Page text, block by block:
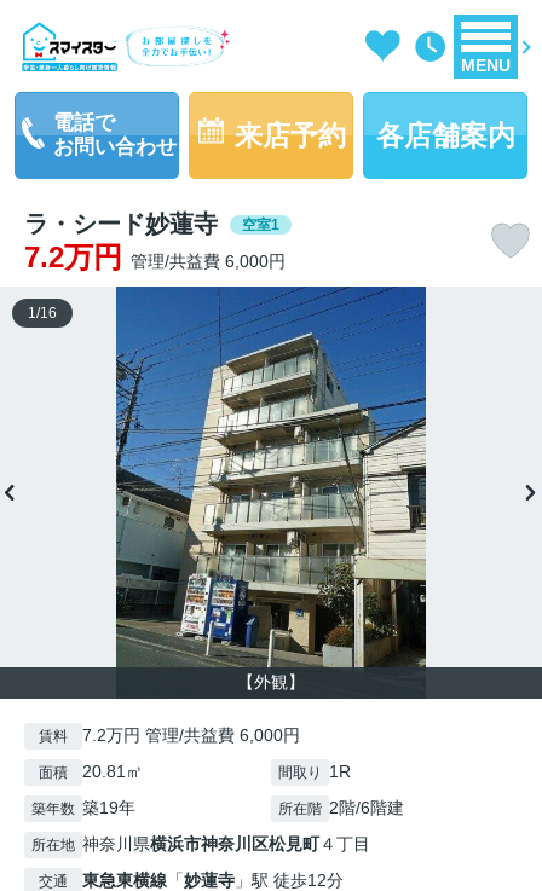
MENU
電話で
お問い合わせ
来店予約 各店舗案内
ラ・シード妙蓮寺 空室1
7.2万円 管理/共益費 6,000円
【外観】
1/16
賃料 7.2万円 管理/共益費 6,000円
面積 20.81㎡ 間取り 1R
築年数 築19年 所在階 2階/6階建
所在地 神奈川県横浜市神奈川区松見町４丁目
交通 東急東横線 「妙蓮寺 」駅 徒歩12分